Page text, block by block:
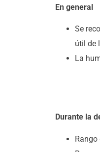
En general
Se
útil de
La
Durante la
Rango